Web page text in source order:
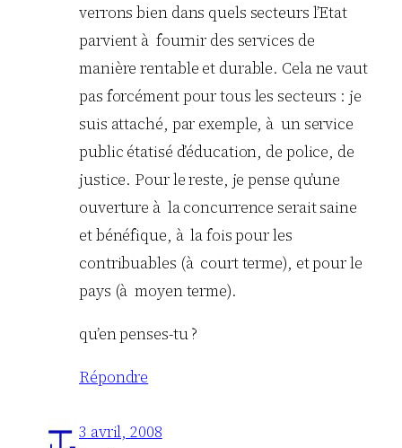
verrons bien dans quels secteurs l’Etat
parvient à fournir des services de
manière rentable et durable. Cela ne vaut
pas forcément pour tous les secteurs : je
suis attaché, par exemple, à un service
public étatisé d’éducation, de police, de
justice. Pour le reste, je pense qu’une
ouverture à la concurrence serait saine
et bénéfique, à la fois pour les
contribuables (à court terme), et pour le
pays (à moyen terme).
qu’en penses-tu ?
Répondre
3 avril, 2008